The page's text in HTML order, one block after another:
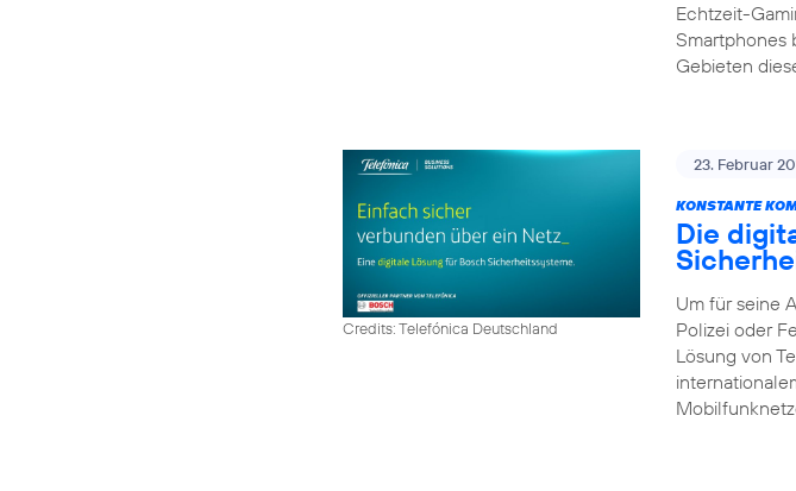
Echtzeit-
Smartphones
Gebieten
Credits: Telefónica Deutschland
23. Februar
KONSTANTE
Die
Um für seine
Polizei oder
Lösung von